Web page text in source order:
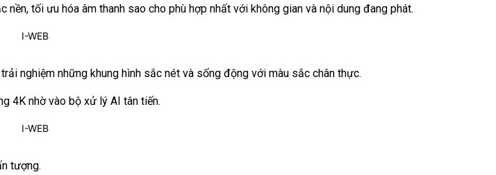
tối ưu hóa âm thanh sao cho phù hợp nhất với không gian và nội dung đang phát.
nghiệm những khung hình sắc nét và sống động với màu sắc chân thực.
4K nhờ vào bộ xử lý AI tân tiến.
tượng.